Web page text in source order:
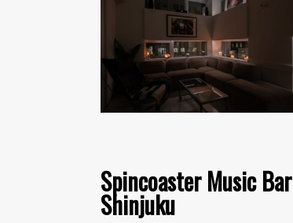
Spincoaster Music Bar
Shinjuku